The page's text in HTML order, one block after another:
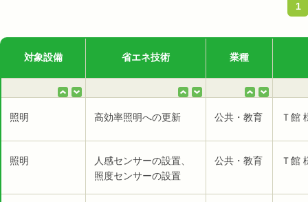
1
対象設備 省エネ技術 業種
照明 高効率照明への更新 公共・教育 Ｔ館
照明
人感センサーの設置、
照度センサーの設置
公共・教育 Ｔ館